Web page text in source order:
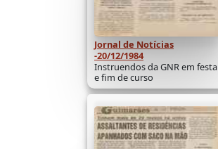
Jornal de Notícias
-20/12/1984
Instruendos da GNR em festa
e fim de curso